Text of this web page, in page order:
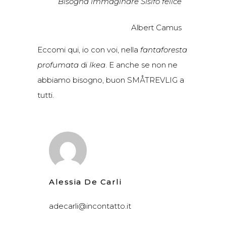
Albert Camus
Eccomi qui, io con voi, nella fantaforesta
profumata di Ikea. E anche se non ne
abbiamo bisogno, buon SMÅTREVLIG a
tutti.
Alessia De Carli
adecarli@incontatto.it